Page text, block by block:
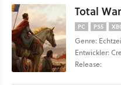
Total
PC PS5
Genre:
Entwickler:
Release: